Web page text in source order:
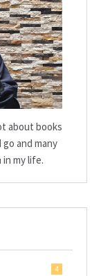
about books
and many
my life.
4